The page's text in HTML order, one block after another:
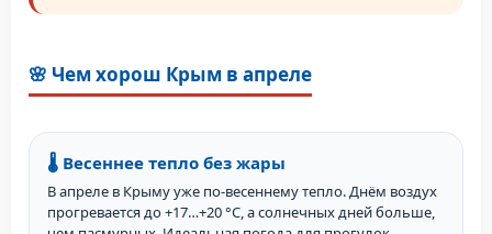
🌸 Чем хорош Крым в апреле
🌡️ Весеннее тепло без жары
В апреле в Крыму уже по-весеннему тепло. Днём воздух
прогревается до +17…+20 °C, а солнечных дней больше,